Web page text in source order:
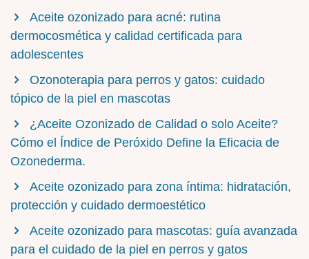
Aceite ozonizado para acné: rutina
dermocosmética y calidad certificada para
adolescentes
Ozonoterapia para perros y gatos: cuidado
tópico de la piel en mascotas
¿Aceite Ozonizado de Calidad o solo Aceite?
Cómo el Índice de Peróxido Define la Eficacia de
Ozonederma.
Aceite ozonizado para zona íntima: hidratación,
protección y cuidado dermoestético
Aceite ozonizado para mascotas: guía avanzada
para el cuidado de la piel en perros y gatos